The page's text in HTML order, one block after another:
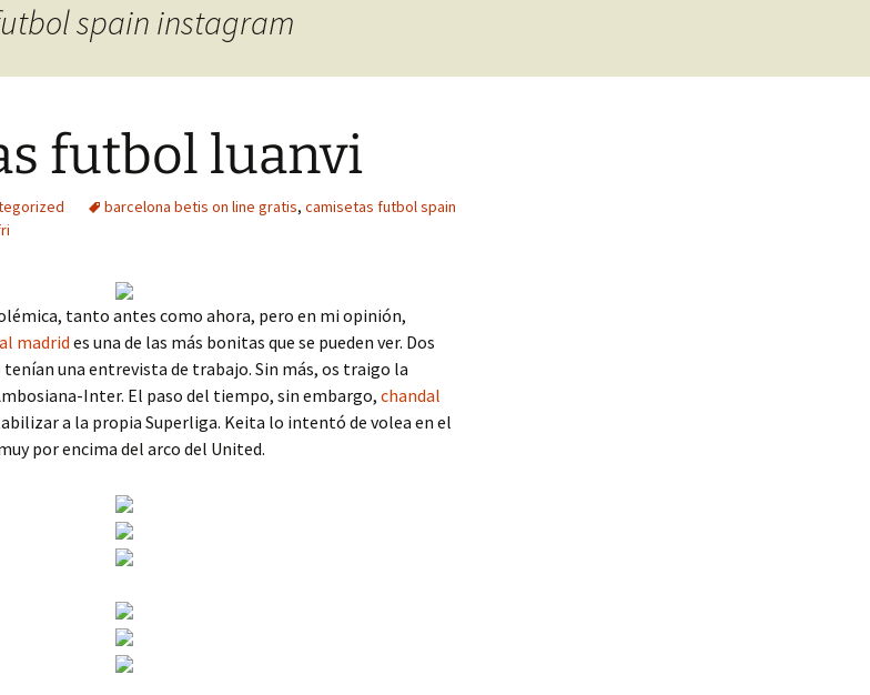
spain instagram
futbol luanvi
barcelona betis on line gratis, camisetas futbol spain
tanto antes como ahora, pero en mi opinión,
madrid es una de las más bonitas que se pueden ver. Dos
una entrevista de trabajo. Sin más, os traigo la
Inter. El paso del tiempo, sin embargo, chandal
a la propia Superliga. Keita lo intentó de volea en el
por encima del arco del United.